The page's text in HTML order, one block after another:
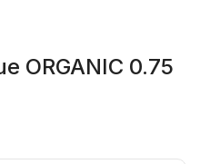
ORGANIC 0.75